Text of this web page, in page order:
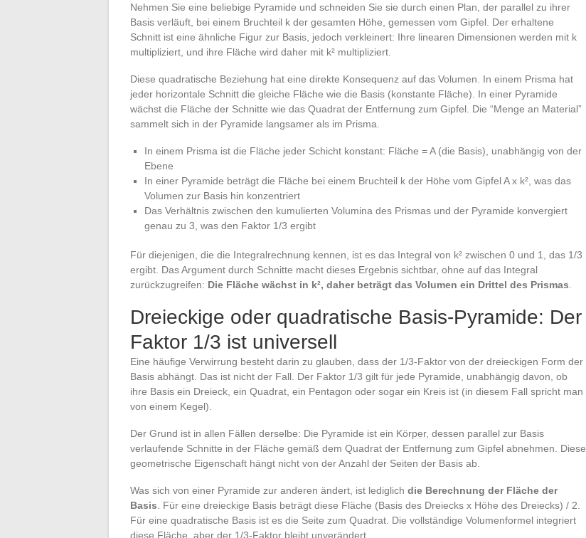
Nehmen Sie eine beliebige Pyramide und schneiden Sie sie durch einen Plan, der parallel zu ihrer
Basis verläuft, bei einem Bruchteil k der gesamten Höhe, gemessen vom Gipfel. Der erhaltene
Schnitt ist eine ähnliche Figur zur Basis, jedoch verkleinert: Ihre linearen Dimensionen werden mit k
multipliziert, und ihre Fläche wird daher mit k² multipliziert.
Diese quadratische Beziehung hat eine direkte Konsequenz auf das Volumen. In einem Prisma hat
jeder horizontale Schnitt die gleiche Fläche wie die Basis (konstante Fläche). In einer Pyramide
wächst die Fläche der Schnitte wie das Quadrat der Entfernung zum Gipfel. Die “Menge an Material”
sammelt sich in der Pyramide langsamer als im Prisma.
In einem Prisma ist die Fläche jeder Schicht konstant: Fläche = A (die Basis), unabhängig von der
Ebene
In einer Pyramide beträgt die Fläche bei einem Bruchteil k der Höhe vom Gipfel A x k², was das
Volumen zur Basis hin konzentriert
Das Verhältnis zwischen den kumulierten Volumina des Prismas und der Pyramide konvergiert
genau zu 3, was den Faktor 1/3 ergibt
Für diejenigen, die die Integralrechnung kennen, ist es das Integral von k² zwischen 0 und 1, das 1/3
ergibt. Das Argument durch Schnitte macht dieses Ergebnis sichtbar, ohne auf das Integral
zurückzugreifen: Die Fläche wächst in k², daher beträgt das Volumen ein Drittel des Prismas
Dreieckige oder quadratische Basis-Pyramide: Der
Faktor 1/3 ist universell
Eine häufige Verwirrung besteht darin zu glauben, dass der 1/3-Faktor von der dreieckigen Form der
Basis abhängt. Das ist nicht der Fall. Der Faktor 1/3 gilt für jede Pyramide, unabhängig davon, ob
ihre Basis ein Dreieck, ein Quadrat, ein Pentagon oder sogar ein Kreis ist (in diesem Fall spricht man
von einem Kegel).
Der Grund ist in allen Fällen derselbe: Die Pyramide ist ein Körper, dessen parallel zur Basis
verlaufende Schnitte in der Fläche gemäß dem Quadrat der Entfernung zum Gipfel abnehmen. Diese
geometrische Eigenschaft hängt nicht von der Anzahl der Seiten der Basis ab.
Was sich von einer Pyramide zur anderen ändert, ist lediglich die Berechnung der Fläche der
Basis . Für eine dreieckige Basis beträgt diese Fläche (Basis des Dreiecks x Höhe des Dreiecks) / 2.
Für eine quadratische Basis ist es die Seite zum Quadrat. Die vollständige Volumenformel integriert
diese Fläche, aber der 1/3-Faktor bleibt unverändert.